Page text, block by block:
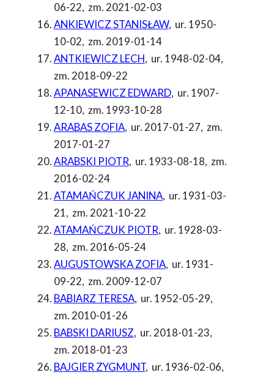
06-22, zm. 2021-02-03
ANKIEWICZ STANISŁAW, ur. 1950-
10-02, zm. 2019-01-14
ANTKIEWICZ LECH, ur. 1948-02-04,
zm. 2018-09-22
APANASEWICZ EDWARD, ur. 1907-
12-10, zm. 1993-10-28
ARABAS ZOFIA, ur. 2017-01-27, zm.
2017-01-27
ARABSKI PIOTR, ur. 1933-08-18, zm.
2016-02-24
ATAMAŃCZUK JANINA, ur. 1931-03-
21, zm. 2021-10-22
ATAMAŃCZUK PIOTR, ur. 1928-03-
28, zm. 2016-05-24
AUGUSTOWSKA ZOFIA, ur. 1931-
09-22, zm. 2009-12-07
BABIARZ TERESA, ur. 1952-05-29,
zm. 2010-01-26
BABSKI DARIUSZ, ur. 2018-01-23,
zm. 2018-01-23
BAJGIER ZYGMUNT, ur. 1936-02-06,